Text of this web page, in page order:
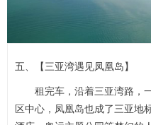
五、【三亚湾遇见凤凰岛】
租完车，沿着三亚湾路，一
区中心，凤凰岛也成了三亚地